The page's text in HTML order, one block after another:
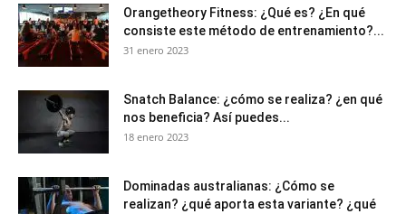
Orangetheory Fitness: ¿Qué es? ¿En qué
consiste este método de entrenamiento?...
31 enero 2023
Snatch Balance: ¿cómo se realiza? ¿en qué
nos beneficia? Así puedes...
18 enero 2023
Dominadas australianas: ¿Cómo se
realizan? ¿qué aporta esta variante? ¿qué